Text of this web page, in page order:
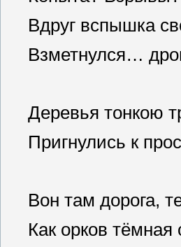
Вдруг вспышка
Взметнулся…
Деревья тонкою
Пригнулись к
Вон там дорога,
Как орков тёмная